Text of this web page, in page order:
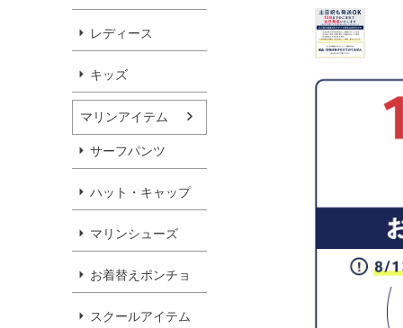
レディース
キッズ
マリンアイテム
サーフパンツ
ハット・キャップ
マリンシューズ
お着替えポンチョ
スクールアイテム